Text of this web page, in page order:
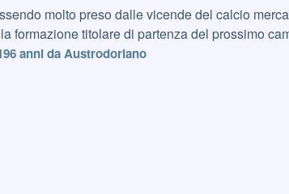
molto preso dalle vicende del calcio
formazione titolare di partenza del prossimo
6 annida Austrodoriano